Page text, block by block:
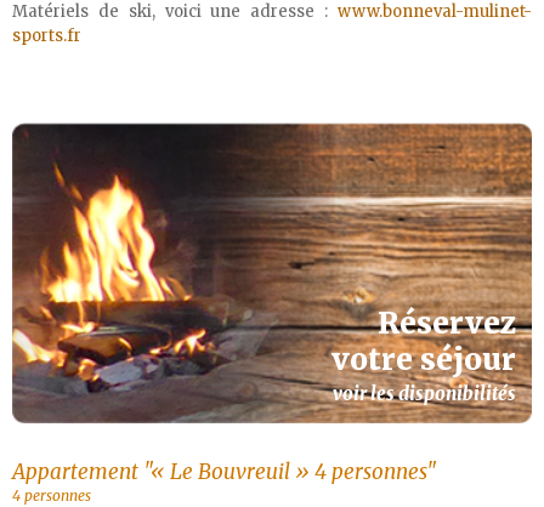
Matériels de ski, voici une adresse : www.bonneval-mulinet-
sports.fr
Réservez
votre séjour
voir les disponibilités
Appartement "« Le Bouvreuil » 4 personnes"
4 personnes